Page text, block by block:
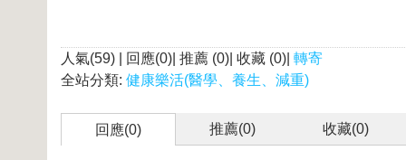
人氣(59) | 回應(0)| 推薦 (0)| 收藏 (0)| 轉寄
全站分類: 健康樂活(醫學、養生、減重)
回應(0) 推薦(0) 收藏(0)